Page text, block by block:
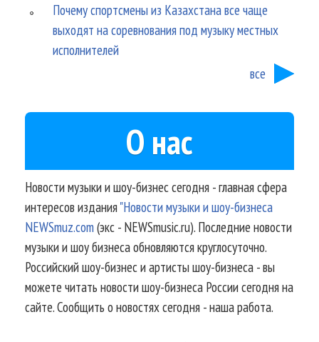
Почему спортсмены из Казахстана все чаще
выходят на соревнования под музыку местных
исполнителей
все
О нас
Новости музыки и шоу-бизнес сегодня - главная сфера
интересов издания"Новости музыки и шоу-бизнеса
NEWSmuz.com(экс - NEWSmusic.ru). Последние новости
музыки и шоу бизнеса обновляются круглосуточно.
Российский шоу-бизнес и артисты шоу-бизнеса - вы
можете читать новости шоу-бизнеса России сегодня на
сайте. Сообщить о новостях сегодня - наша работа.